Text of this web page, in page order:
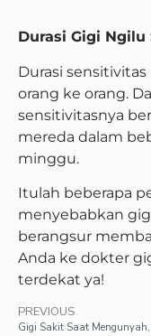
Durasi Gigi Ngilu
Durasi sensitivitas
orang ke orang.
sensitivitasnya
mereda dalam
minggu.
Itulah beberapa
menyebabkan
berangsur
Anda ke dokter
terdekat ya!
PREVIOUS